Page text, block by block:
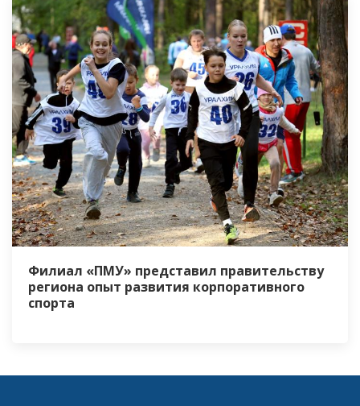
Филиал «ПМУ» представил правительству
региона опыт развития корпоративного
спорта